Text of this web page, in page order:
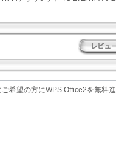
ご希望の方にWPS Office2を無料進